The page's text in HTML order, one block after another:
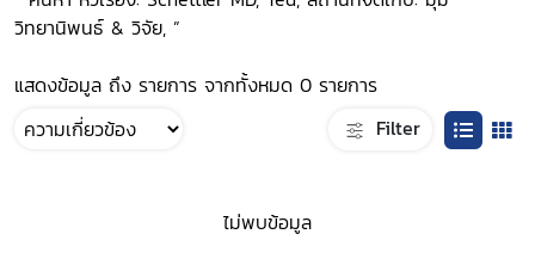
วิทยานิพนธ์ & วิจัย, ”
แสดงข้อมูล ถึง รายการ จากทั้งหมด 0 รายการ
Filter
ไม่พบข้อมูล